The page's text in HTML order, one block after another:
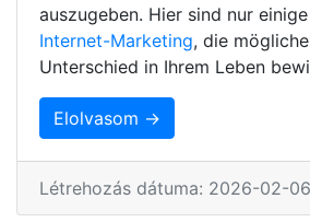
auszugeben. Hier sind nur
Internet-Marketing, die
Unterschied in Ihrem Leben
Elolvasom →
Létrehozás dátuma: 2026-02-06